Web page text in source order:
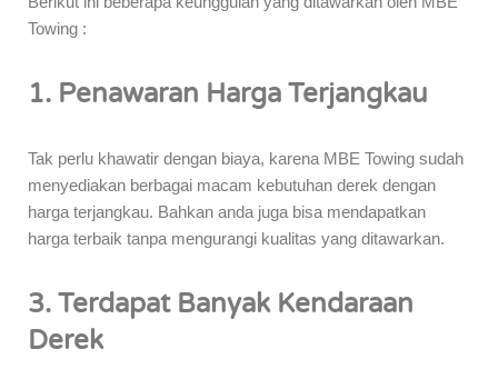
Towing :
1. Penawaran Harga Terjangkau
Tak perlu khawatir dengan biaya, karena MBE Towing sudah
menyediakan berbagai macam kebutuhan derek dengan
harga terjangkau. Bahkan anda juga bisa mendapatkan
harga terbaik tanpa mengurangi kualitas yang ditawarkan.
3. Terdapat Banyak Kendaraan
Derek